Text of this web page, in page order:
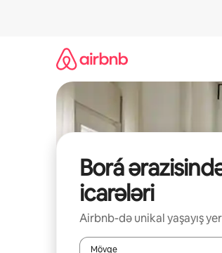
Borá
icarələri
Airbnb-də unikal yaşayış
Mövqe